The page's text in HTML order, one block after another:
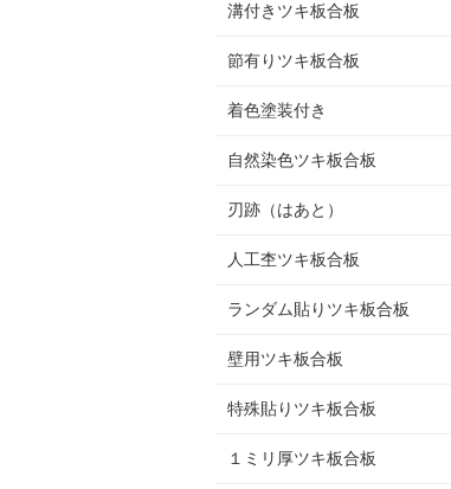
溝付きツキ板合板
節有りツキ板合板
着色塗装付き
自然染色ツキ板合板
刃跡（はあと）
人工杢ツキ板合板
ランダム貼りツキ板合板
壁用ツキ板合板
特殊貼りツキ板合板
１ミリ厚ツキ板合板